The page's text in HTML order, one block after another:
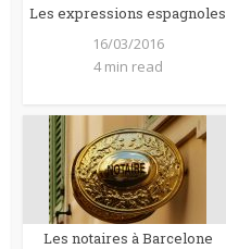
Les expressions espagnoles
16/03/2016
4 min read
Les notaires à Barcelone